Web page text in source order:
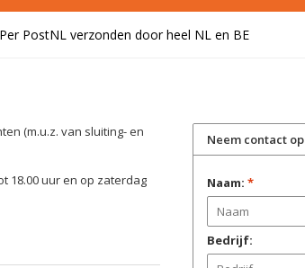
Per PostNL verzonden door heel NL en BE
(m.u.z. van sluiting- en
18.00 uur en op zaterdag
Neem contact op
Naam: *
Bedrijf: